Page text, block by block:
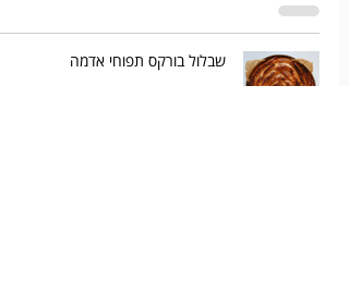
שבלול בורקס תפוחי אדמה